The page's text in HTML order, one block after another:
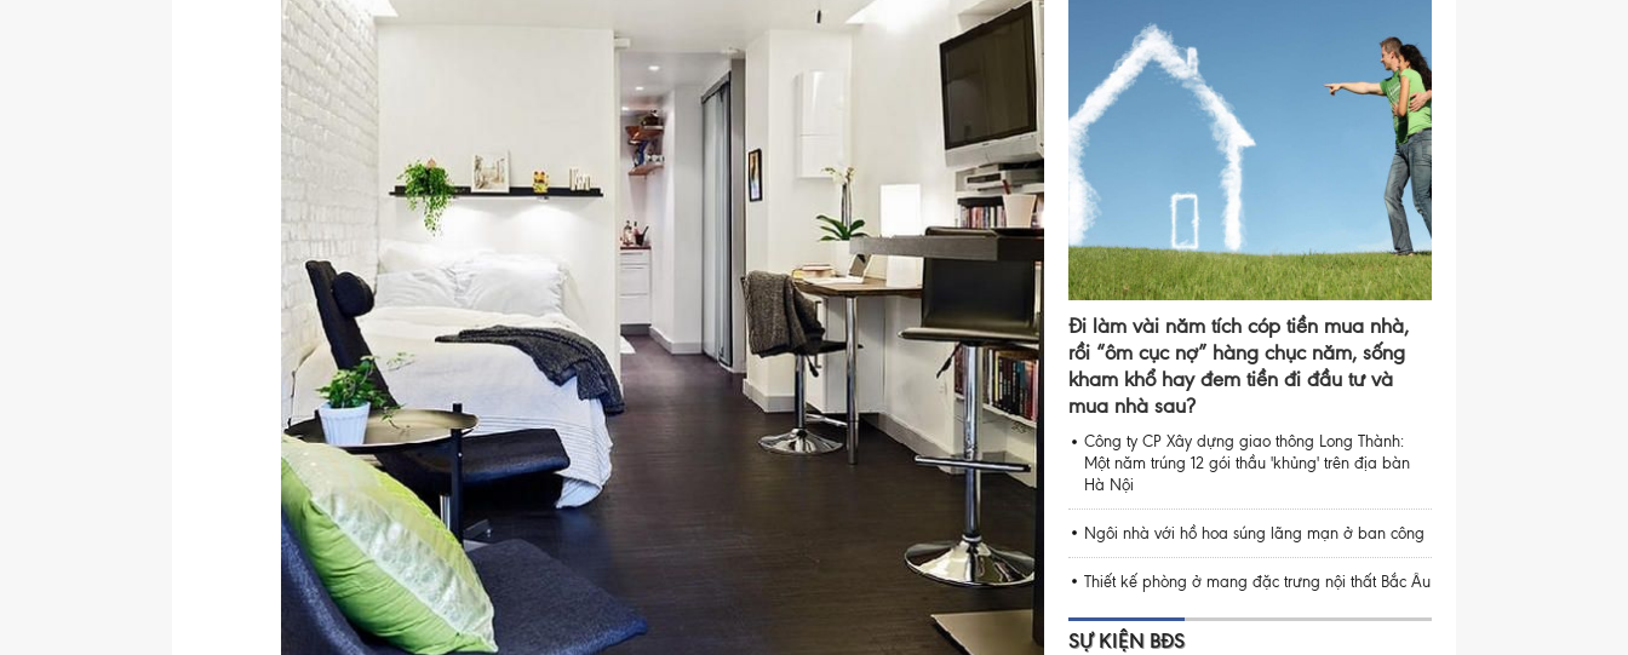
Đi làm vài năm tích cóp tiền mua nhà,
rồi “ôm cục nợ” hàng chục năm, sống
kham khổ hay đem tiền đi đầu tư và
mua nhà sau?
Công ty CP Xây dựng giao thông Long Thành:
Một năm trúng 12 gói thầu 'khủng' trên địa bàn
Hà Nội
Ngôi nhà với hồ hoa súng lãng mạn ở ban công
Thiết kế phòng ở mang đặc trưng nội thất Bắc Âu
SỰ KIỆN BĐS